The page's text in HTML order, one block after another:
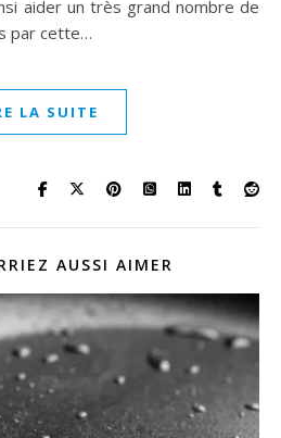
aider un très grand nombre de
par cette…
LA SUITE
AUSSI AIMER